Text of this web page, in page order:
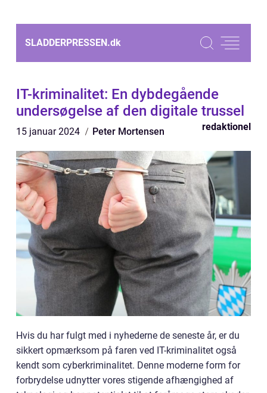
SLADDERPRESSEN.dk
IT-kriminalitet: En dybdegående
undersøgelse af den digitale trussel
15 januar 2024 Peter Mortensen redaktionel
Hvis du har fulgt med i nyhederne de seneste år, er du
sikkert opmærksom på faren ved IT-kriminalitet også
kendt som cyberkriminalitet. Denne moderne form for
forbrydelse udnytter vores stigende afhængighed af